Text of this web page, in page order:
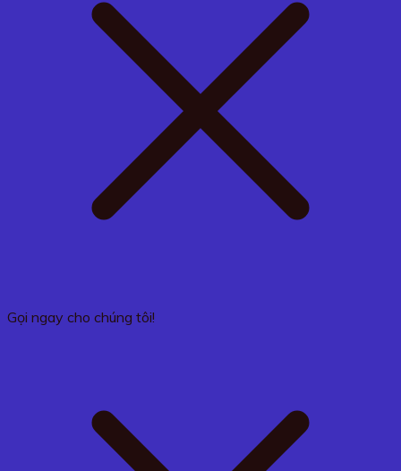
Gọi ngay cho chúng tôi!